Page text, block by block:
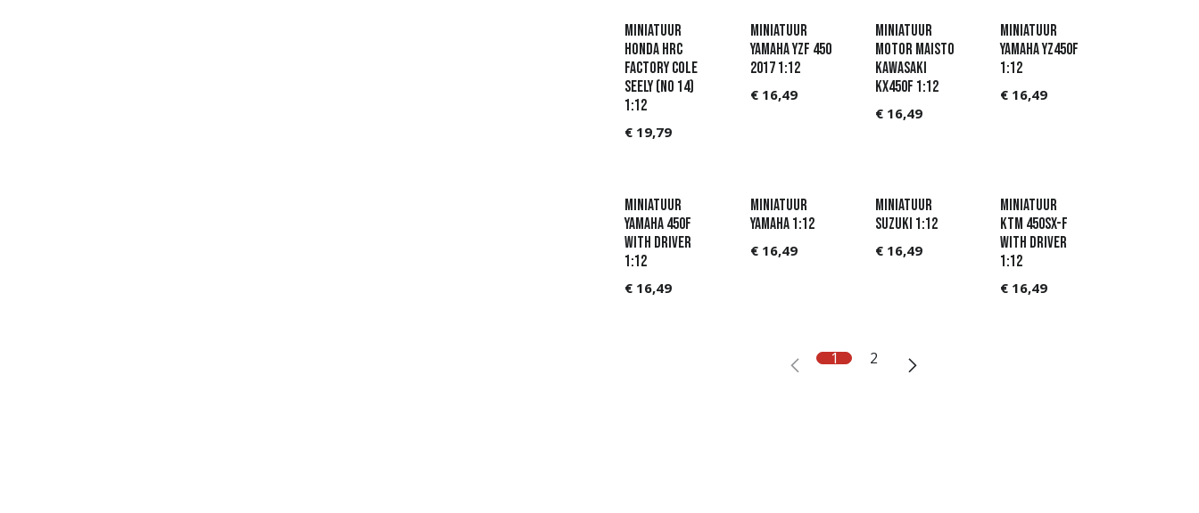
Miniatuur
Honda HRC
Factory Cole
Seely (No 14)
1:12
€ 19,79
Miniatuur
Yamaha YZF 450
2017 1:12
€ 16,49
Miniatuur
Motor Maisto
Kawasaki
KX450F 1:12
€ 16,49
Miniatuur
Yamaha YZ450F
1:12
€ 16,49
Miniatuur
Yamaha 450F
with Driver
1:12
€ 16,49
Miniatuur
Yamaha 1:12
€ 16,49
Miniatuur
Suzuki 1:12
€ 16,49
Miniatuur
KTM 450SX-F
with Driver
1:12
€ 16,49
1 2